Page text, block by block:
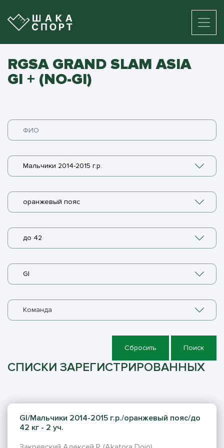
RGSA GRAND SLAM ASIA
GI + (NO-GI)
Мальчики 2014-2015 г.р.
оранжевый пояс
до 42
GI
Команда
Сбросить Поиск
СПИСКИ ЗАРЕГИСТРИРОВАННЫХ
GI/Мальчики 2014-2015 г.р./оранжевый пояс/до
42 кг - 2 уч.